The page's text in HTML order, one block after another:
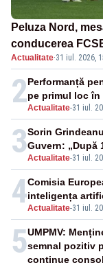
Peluza Nord,
conducerea
Conference
Actualitate·31 iul. 2026,
2Actualitate-31 iul.
Performanță
pe primul loc
3Actualitate-31 iul.
Sorin
Guvern: „După
4Actualitate-31 iul.
Comisia
inteligența
5UMPMV:
semnal pozitiv
continue